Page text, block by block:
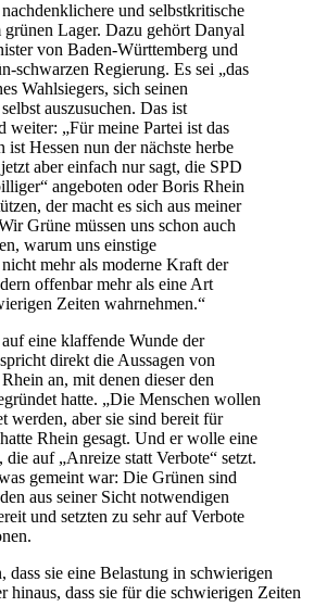
und selbstkritische
grünen Lager. Dazu gehört Danyal
von Baden-Württemberg und
schwarzen Regierung. Es sei „das
Wahlsiegers, sich seinen
auszusuchen. Das ist
weiter: „Für meine Partei ist das
Hessen nun der nächste herbe
aber einfach nur sagt, die SPD
angeboten oder Boris Rhein
der macht es sich aus meiner
Grüne müssen uns schon auch
warum uns einstige
mehr als moderne Kraft der
offenbar mehr als eine Art
Zeiten wahrnehmen.“
eine klaffende Wunde der
direkt die Aussagen von
an, mit denen dieser den
hatte. „Die Menschen wollen
werden, aber sie sind bereit für
Rhein gesagt. Und er wolle eine
auf „Anreize statt Verbote“ setzt.
gemeint war: Die Grünen sind
aus seiner Sicht notwendigen
und setzten zu sehr auf Verbote
dass sie eine Belastung in schwierigen
hinaus, dass sie für die schwierigen Zeiten